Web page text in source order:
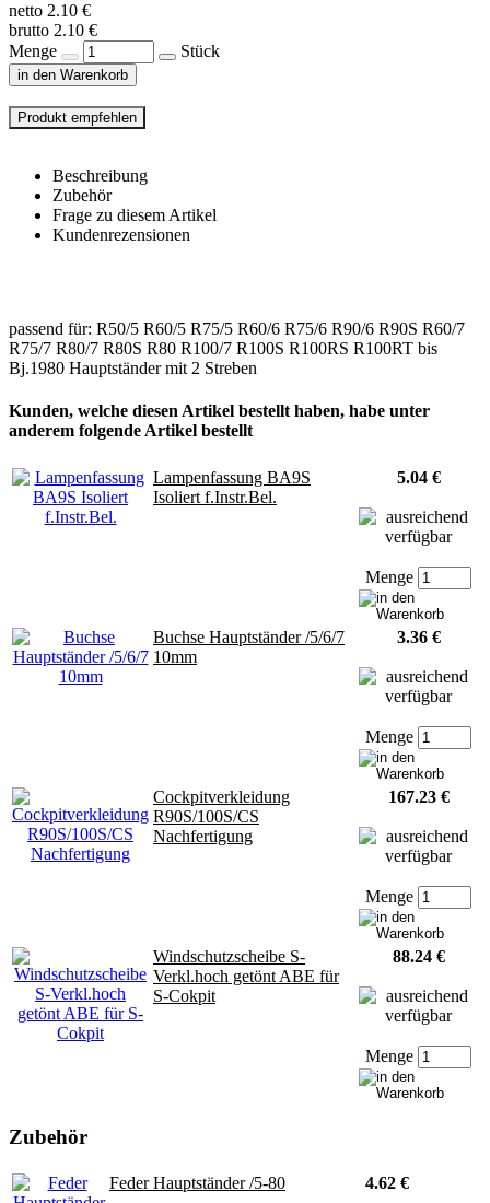
netto 2.10 €
brutto 2.10 €
Menge
Stück
in den Warenkorb
Beschreibung
Zubehör
Frage zu diesem Artikel
Kundenrezensionen
passend für: R50/5 R60/5 R75/5 R60/6 R75/6 R90/6 R90S R60/7
R75/7 R80/7 R80S R80 R100/7 R100S R100RS R100RT bis
Bj.1980 Hauptständer mit 2 Streben
Kunden, welche diesen Artikel bestellt haben, habe unter
anderem folgende Artikel bestellt
Lampenfassung BA9S
Isoliert f.Instr.Bel.
5.04 €
Menge
Buchse Hauptständer /5/6/7
10mm
3.36 €
Menge
Cockpitverkleidung
R90S/100S/CS
Nachfertigung
167.23 €
Menge
Windschutzscheibe S-
Verkl.hoch getönt ABE für
S-Cokpit
88.24 €
Menge
Zubehör
Feder Hauptständer /5-80 4.62 €